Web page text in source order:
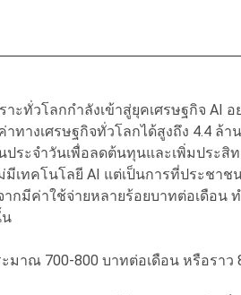
ะทั่วโลกกำลังเข้าสู่ยุคเศรษฐกิจ AI
ทางเศรษฐกิจทั่วโลกได้สูงถึง 4.4 ล้
ระจำวันเพื่อลดต้นทุนและเพิ่มประสิ
ทคโนโลยี AI แต่เป็นการที่ประชาช
กมีค่าใช้จ่ายหลายร้อยบาทต่อเดือน
น
มาณ 700-800 บาทต่อเดือน หรือราว